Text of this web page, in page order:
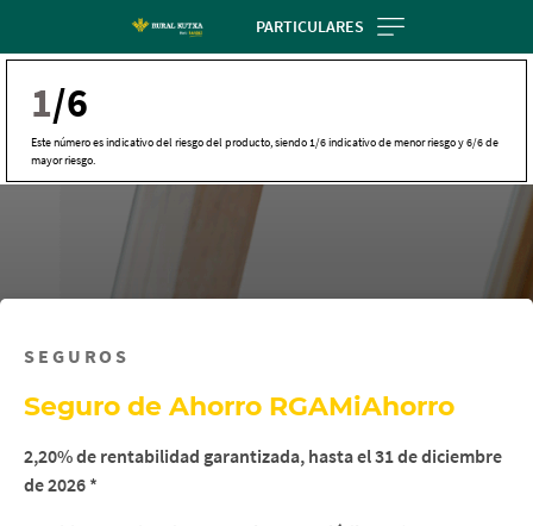
Skip
PARTICULARES
1/6
Este número es indicativo del riesgo del producto, siendo 1/6 indicativo de menor riesgo y 6/6 de
mayor riesgo.
SEGUROS
Seguro de Ahorro RGAMiAhorro
2,20% de rentabilidad garantizada, hasta el 31 de diciembre
de 2026 *